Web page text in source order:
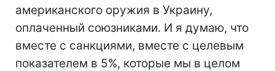
американского оружия в Украину,
оплаченный союзниками. И я думаю, что
вместе с санкциями, вместе с целевым
показателем в 5%, которые мы в целом